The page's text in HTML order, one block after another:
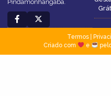
Pindamonhangaba.
Termos|
Criado com
e